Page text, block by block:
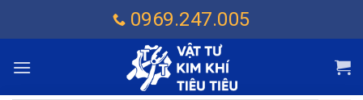
dung
0969.247.005